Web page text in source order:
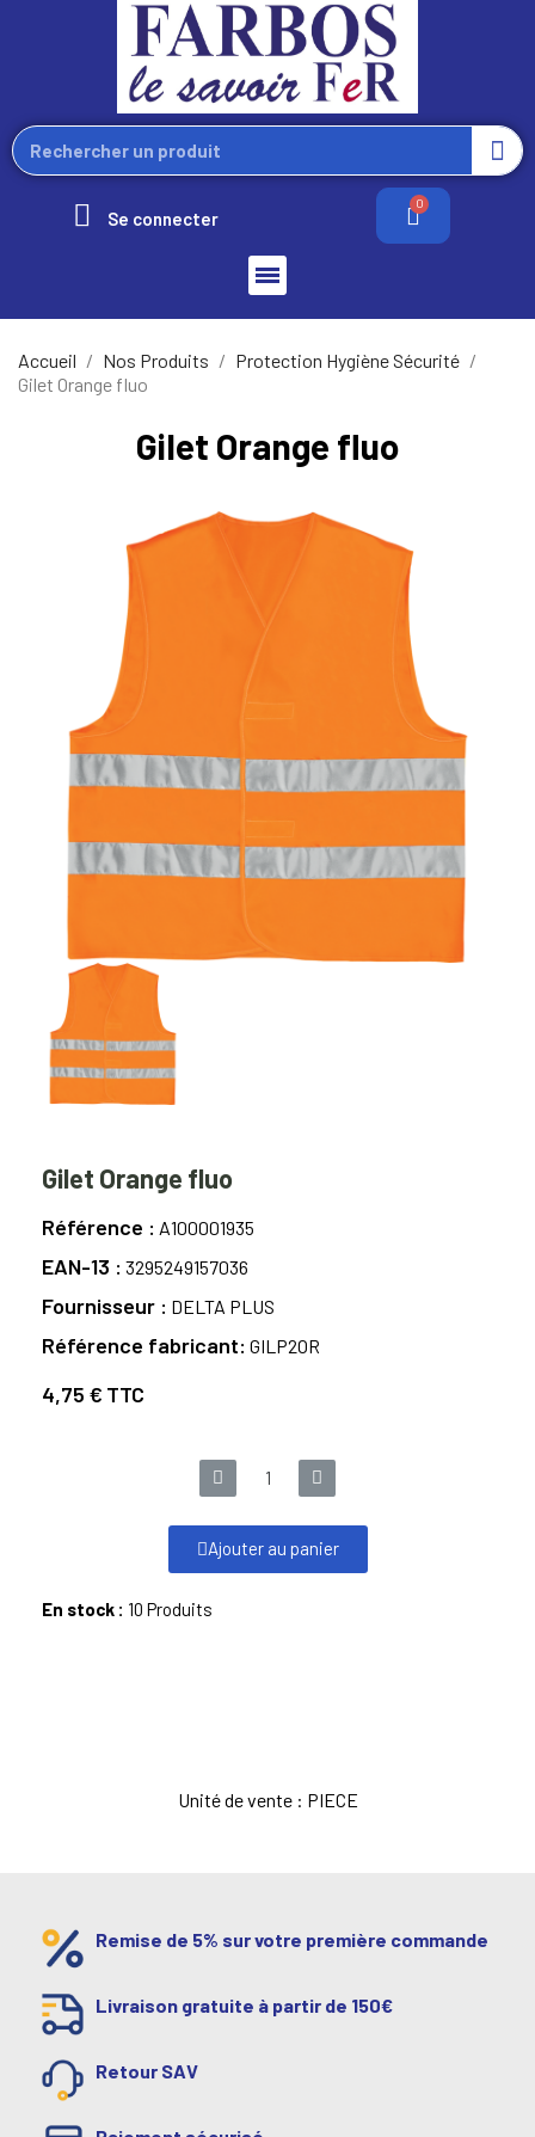
Se connecter
Accueil Nos Produits
Protection Hygiène Sécurité
Gilet Orange fluo
Gilet Orange fluo
Gilet Orange fluo
Référence A100001935
EAN-13 3295249157036
Fournisseur DELTA PLUS
Référence fabricant GILP2OR
4,75 € TTC
Ajouter au panier
En stock : 10 Produits
Unité de vente : PIECE
Remise de 5% sur votre première commande
Livraison gratuite à partir de 150€
Retour SAV